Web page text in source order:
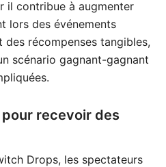
il contribue à augmenter
lors des événements
récompenses tangibles,
scénario gagnant-gagnant
recevoir des
Drops, les spectateurs